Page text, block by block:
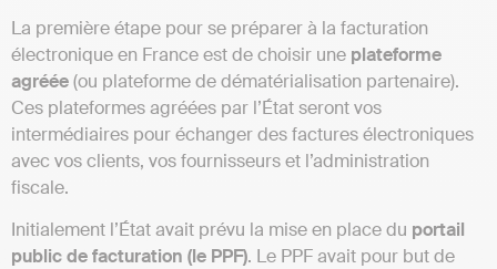
La première étape pour se préparer à la facturation
électronique en France est de choisir une plateforme
agréée(ou plateforme de dématérialisation partenaire).
Ces plateformes agréées par l’État seront vos
intermédiaires pour échanger des factures électroniques
avec vos clients, vos fournisseurs et l’administration
fiscale.
Initialement l’État avait prévu la mise en place du portail
public de facturation (le PPF). Le PPF avait pour but de